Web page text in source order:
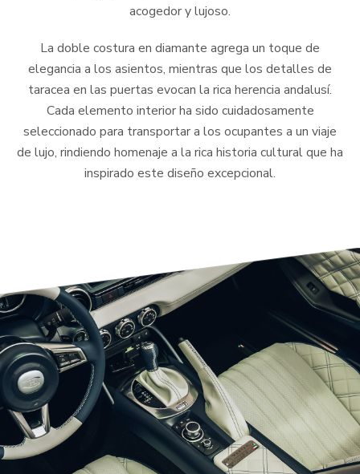
acogedor y lujoso.
La doble costura en diamante agrega un toque de
elegancia a los asientos, mientras que los detalles de
taracea en las puertas evocan la rica herencia andalusí.
Cada elemento interior ha sido cuidadosamente
seleccionado para transportar a los ocupantes a un viaje
de lujo, rindiendo homenaje a la rica historia cultural que ha
inspirado este diseño excepcional.